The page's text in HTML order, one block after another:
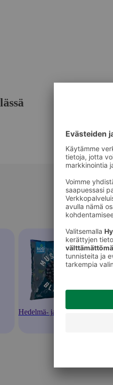
Hedelmä- ja marjapakasteet